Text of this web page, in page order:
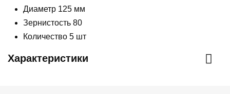
Диаметр 125 мм
Зернистость 80
Количество 5 шт
Характеристики